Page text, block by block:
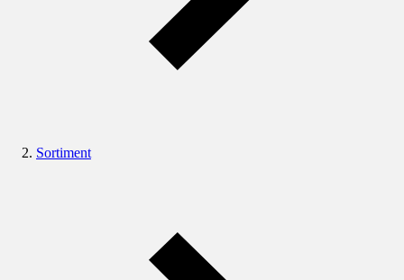
Sortiment